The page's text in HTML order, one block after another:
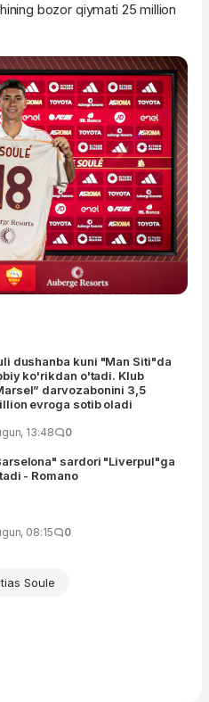
bozor qiymati 25 million
dushanba kuni "Man Siti"da
ko'rikdan o'tadi. Klub
darvozabonini 3,5
evroga sotib oladi
13:48 0
sardori "Liverpul"ga
- Romano
08:15 0
Soule